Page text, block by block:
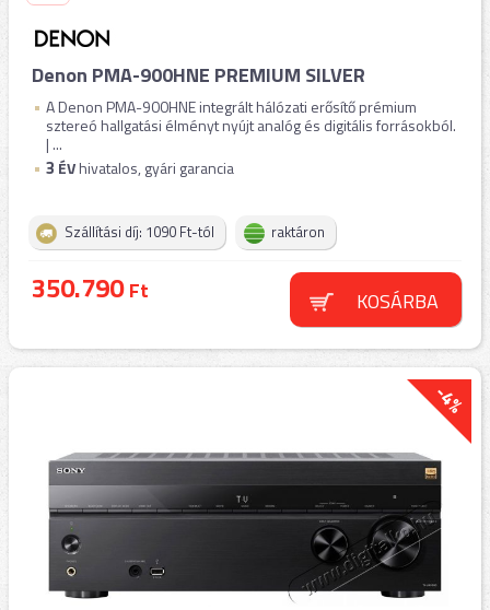
Denon PMA-900HNE PREMIUM SILVER
A Denon PMA-900HNE integrált hálózati erősítő prémium
sztereó hallgatási élményt nyújt analóg és digitális forrásokból.
| ...
3 ÉVhivatalos, gyári garancia
Szállítási díj: 1090 Ft-tól raktáron
350.790Ft KOSÁRBA
-4%